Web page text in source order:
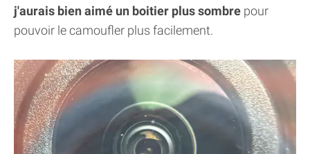
j'aurais bien aimé un boitier plus sombre pour
pouvoir le camoufler plus facilement.